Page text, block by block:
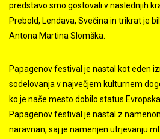
predstavo smo gostovali v naslednjih
Prebold, Lendava, Svečina in trikrat je
Antona
Papagenov festival je nastal kot eden
sodelovanja v največjem kulturnem
ko je naše mesto dobilo status
Papagenov festival je nastal z
naravnan, saj je namenjen utrjevanju